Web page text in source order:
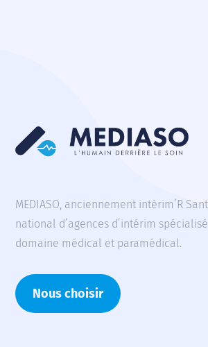
MEDIASO, anciennement intérim’R
national d’agences d’intérim
domaine médical et paramédical.
Nous choisir